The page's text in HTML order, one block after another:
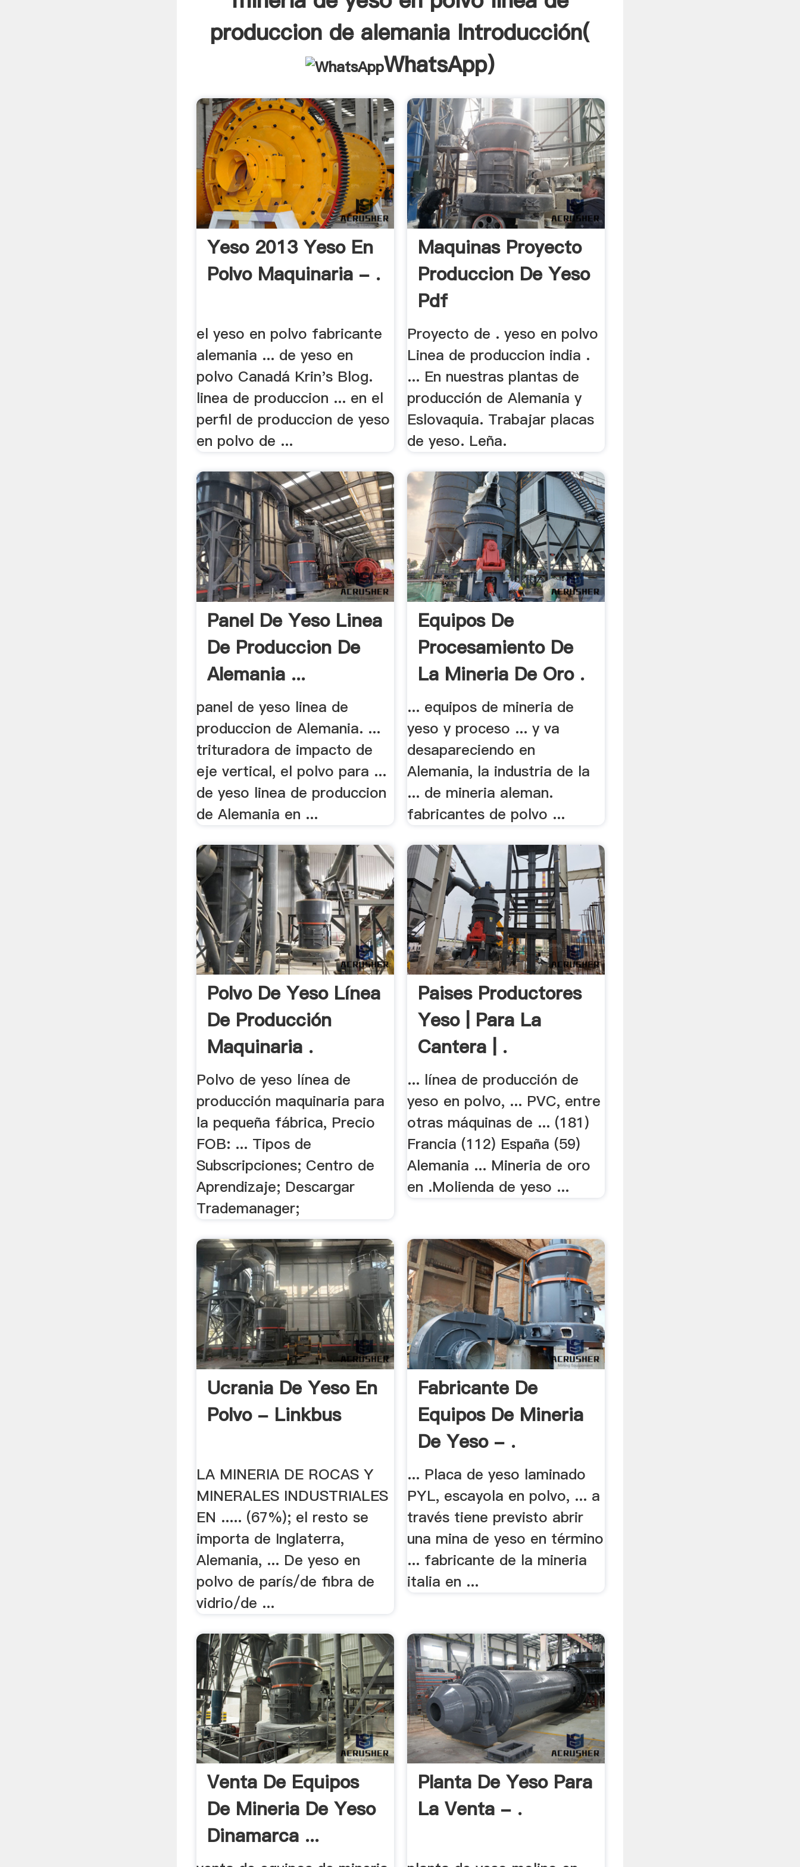
produccion de alemania Introducción(
WhatsApp)
Yeso 2013 Yeso En
Polvo Maquinaria - .
el yeso en polvo fabricante
alemania ... de yeso en
polvo Canadá Krin's Blog.
linea de produccion ... en el
perfil de produccion de yeso
en polvo de ...
Maquinas Proyecto
Produccion De Yeso
Pdf
Proyecto de . yeso en polvo
Linea de produccion india .
... En nuestras plantas de
producción de Alemania y
Eslovaquia. Trabajar placas
de yeso. Leña.
Panel De Yeso Linea
De Produccion De
Alemania ...
panel de yeso linea de
produccion de Alemania. ...
trituradora de impacto de
eje vertical, el polvo para ...
de yeso linea de produccion
de Alemania en ...
Equipos De
Procesamiento De
La Mineria De Oro .
... equipos de mineria de
yeso y proceso ... y va
desapareciendo en
Alemania, la industria de la
... de mineria aleman.
fabricantes de polvo ...
Polvo De Yeso Línea
De Producción
Maquinaria .
Polvo de yeso línea de
producción maquinaria para
la pequeña fábrica, Precio
FOB: ... Tipos de
Subscripciones; Centro de
Aprendizaje; Descargar
Trademanager;
Paises Productores
Yeso | Para La
Cantera | .
... línea de producción de
yeso en polvo, ... PVC, entre
otras máquinas de ... (181)
Francia (112) España (59)
Alemania ... Mineria de oro
en .Molienda de yeso ...
Ucrania De Yeso En
Polvo - Linkbus
LA MINERIA DE ROCAS Y
MINERALES INDUSTRIALES
EN ..... (67%); el resto se
importa de Inglaterra,
Alemania, ... De yeso en
polvo de parís/de fibra de
vidrio/de ...
Fabricante De
Equipos De Mineria
De Yeso - .
... Placa de yeso laminado
PYL, escayola en polvo, ... a
través tiene previsto abrir
una mina de yeso en término
... fabricante de la mineria
italia en ...
Venta De Equipos
De Mineria De Yeso
Dinamarca ...
Planta De Yeso Para
La Venta - .